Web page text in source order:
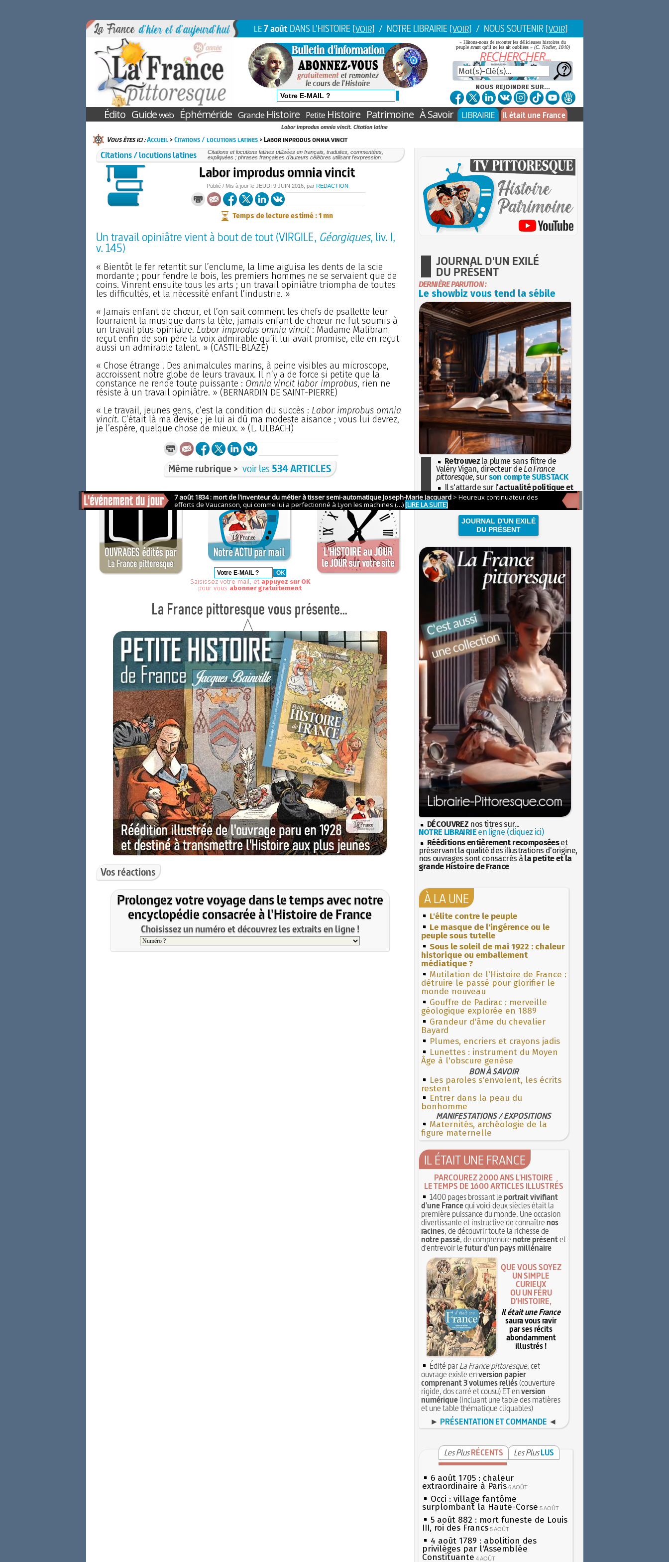
LE7 août DANS L'HISTOIRE [VOIR] / NOTRE LIBRAIRIE [VOIR] / NOUS SOUTENIR [VOIR]
« Hâtons-nous de raconter les délicieuses histoires du
peuple avant qu'il ne les ait oubliées » (C. Nodier, 1840)
NOUS REJOINDRE SUR...
Édito Guideweb Éphéméride GrandeHistoire PetiteHistoire Patrimoine À Savoir LIBRAIRIE Il était une France
Labor improdus omnia vincit. Citation latine
Vous êtes ici :Accueil>Citations / locutions latines> Labor improdus omnia vincit
Citations / locutions latines
Citations et locutions latines utilisées en français, traduites, commentées,
expliquées ; phrases françaises d’auteurs célèbres utilisant l’expression.
Labor improdus omnia vincit
Publié / Mis à jour le JEUDI 9 JUIN 2016, par REDACTION
Temps de lecture estimé : 1 mn
Un travail opiniâtre vient à bout de tout (VIRGILE, Géorgiques, liv. I,
v. 145)
« Bientôt le fer retentit sur l’enclume, la lime aiguisa les dents de la scie
mordante ; pour fendre le bois, les premiers hommes ne se servaient que de
coins. Vinrent ensuite tous les arts ; un travail opiniâtre triompha de toutes
les difficultés, et la nécessité enfant l’industrie. »
« Jamais enfant de chœur, et l’on sait comment les chefs de psallette leur
fourraient la musique dans la tête, jamais enfant de chœur ne fut soumis à
un travail plus opiniâtre. Labor improdus omnia vincit: Madame Malibran
reçut enfin de son père la voix admirable qu’il lui avait promise, elle en reçut
aussi un admirable talent. » (CASTIL-BLAZE)
« Chose étrange ! Des animalcules marins, à peine visibles au microscope,
accroissent notre globe de leurs travaux. Il n’y a de force si petite que la
constance ne rende toute puissante : Omnia vincit labor improbus, rien ne
résiste à un travail opiniâtre. » (BERNARDIN DE SAINT-PIERRE)
« Le travail, jeunes gens, c’est la condition du succès : Labor improbus omnia
vincit. C’était là ma devise ; je lui ai dû ma modeste aisance ; vous lui devrez,
je l’espère, quelque chose de mieux. » (L. ULBACH)
Même rubrique > voir les 534 ARTICLES
Saisissez votre mail, et appuyez sur OK
pour vous abonner gratuitement
Vos réactions
Prolongez votre voyage dans le temps avec notre
encyclopédie consacrée à l'Histoire de France
Choisissez un numéro et découvrez les extraits en ligne !
JOURNAL D'UN EXILÉ
DU PRÉSENT
DERNIÈRE PARUTION :
Le showbiz vous tend la sébile
Retrouvez la plume sans filtre de
Valéry Vigan, directeur de La France
pittoresque, surson compte SUBSTACK
Il s'attarde sur l'actualité politique et
sociétaleavec la hauteur de vue de
l'Histoire
JOURNAL D'UN EXILÉ
DU PRÉSENT
DÉCOUVREZ nos titres sur...
NOTRE LIBRAIRIEen ligne (cliquez ici)
Rééditions entièrement recomposéeset
préservant la qualité des illustrations d'origine,
nos ouvrages sont consacrés à la petite et la
grande Histoire de France
À LA UNE
L'élite contre le peuple
Le masque de l'ingérence ou le
peuple sous tutelle
Sous le soleil de mai 1922 : chaleur
historique ou emballement
médiatique ?
Mutilation de l'Histoire de France :
détruire le passé pour glorifier le
monde nouveau
Gouffre de Padirac : merveille
géologique explorée en 1889
Grandeur d'âme du chevalier
Bayard
Plumes, encriers et crayons jadis
Lunettes : instrument du Moyen
Âge à l'obscure genèse
BON À SAVOIR
Les paroles s'envolent, les écrits
restent
Entrer dans la peau du
bonhomme
MANIFESTATIONS / EXPOSITIONS
Maternités, archéologie de la
figure maternelle
IL ÉTAIT UNE FRANCE
PARCOUREZ 2000 ANS L'HISTOIRE
LE TEMPS DE 1600 ARTICLES ILLUSTRÉS
1400 pages brossant leportrait vivifiant
d'une Francequi voici deux siècles était la
première puissance du monde. Une occasion
divertissante et instructive de connaîtrenos
racines, de découvrir toute la richesse de
notre passé, de comprendrenotre présentet
d'entrevoir lefutur d'un pays millénaire
QUE VOUS SOYEZ
UN SIMPLE
CURIEUX
OU UN FÉRU
D'HISTOIRE,
Il était une France
saura vous ravir
par ses récits
abondamment
illustrés !
Édité parLa France pittoresque, cet
ouvrage existe enversion papier
comprenant 3 volumes reliés(couverture
rigide, dos carré et cousu) ET enversion
numérique(incluant une table des matières
et une table thématique cliquables)
► PRÉSENTATION ET COMMANDE ◄
Les Plus RÉCENTS Les Plus LUS
6 août 1705 : chaleur
extraordinaire à Paris 6 AOÛT
Occi : village fantôme
surplombant la Haute-Corse 5 AOÛT
5 août 882 : mort funeste de Louis
III, roi des Francs 5 AOÛT
4 août 1789 : abolition des
privilèges par l'Assemblée
Constituante 4 AOÛT